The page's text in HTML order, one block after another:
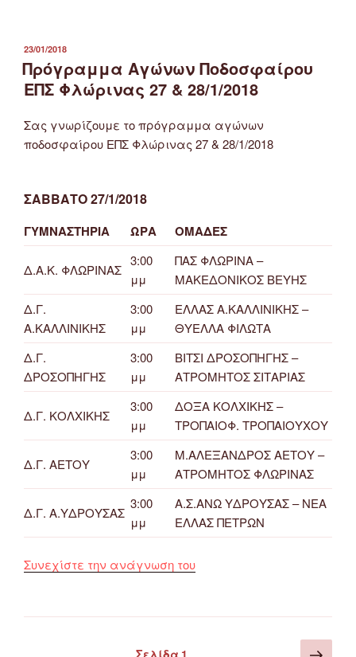
Κυπέλλου
ΕΠΣ
(2/9/2018)”
ΔΗΜΟΣΙΕΎΤΗΚΕ
ΣΤΙΣ
23/01/2018
Πρόγραμμα Αγώνων Ποδοσφαίρου
ΕΠΣ Φλώρινας 27 & 28/1/2018
Σας γνωρίζουμε το πρόγραμμα αγώνων
ποδοσφαίρου ΕΠΣ Φλώρινας 27 & 28/1/2018
ΣΑΒΒΑΤΟ 27/1/2018
ΓΥΜΝΑΣΤΗΡΙΑ ΩΡΑ ΟΜΑΔΕΣ
Δ.Α.Κ. ΦΛΩΡΙΝΑΣ
3:00
μμ
ΠΑΣ ΦΛΩΡΙΝΑ –
ΜΑΚΕΔΟΝΙΚΟΣ ΒΕΥΗΣ
Δ.Γ.
Α.ΚΑΛΛΙΝΙΚΗΣ
3:00
μμ
ΕΛΛΑΣ Α.ΚΑΛΛΙΝΙΚΗΣ –
ΘΥΕΛΛΑ ΦΙΛΩΤΑ
Δ.Γ.
ΔΡΟΣΟΠΗΓΗΣ
3:00
μμ
ΒΙΤΣΙ ΔΡΟΣΟΠΗΓΗΣ –
ΑΤΡΟΜΗΤΟΣ ΣΙΤΑΡΙΑΣ
Δ.Γ. ΚΟΛΧΙΚΗΣ
3:00
μμ
ΔΟΞΑ ΚΟΛΧΙΚΗΣ –
ΤΡΟΠΑΙΟΦ. ΤΡΟΠΑΙΟΥΧΟΥ
Δ.Γ. ΑΕΤΟΥ
3:00
μμ
Μ.ΑΛΕΞΑΝΔΡΟΣ ΑΕΤΟΥ –
ΑΤΡΟΜΗΤΟΣ ΦΛΩΡΙΝΑΣ
Δ.Γ. Α.ΥΔΡΟΥΣΑΣ
3:00
μμ
Α.Σ.ΑΝΩ ΥΔΡΟΥΣΑΣ – ΝΕΑ
ΕΛΛΑΣ ΠΕΤΡΩΝ
Συνεχίστε την ανάγνωση του“Πρόγραμμα
ΕΠΣ
ΣελιδοποίησηΣελίδα 1